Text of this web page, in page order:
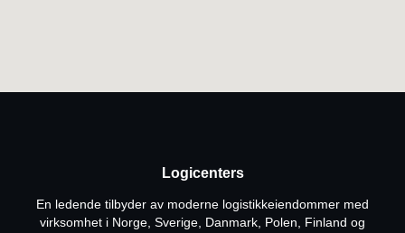
Logicenters
En ledende tilbyder av moderne logistikkeiendommer med
virksomhet i Norge, Sverige, Danmark, Polen, Finland og